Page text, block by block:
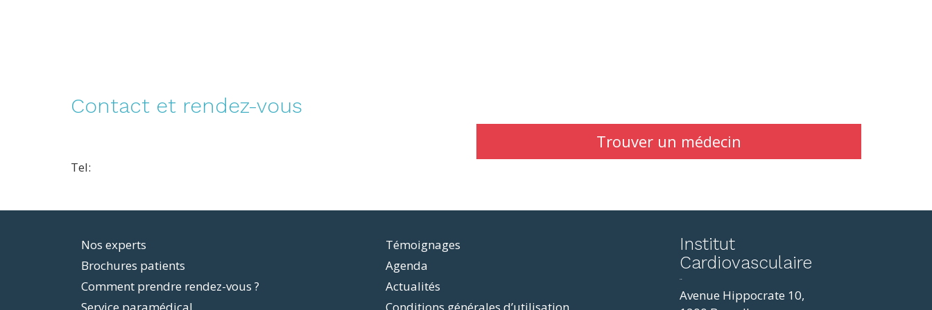
Contact et rendez-vous
Tel:
Trouver un médecin
Footer
menu
Nos experts
Brochures patients
Comment prendre rendez-vous ?
Témoignages
Agenda
Actualités
Institut
Cardiovasculaire
Avenue Hippocrate 10,
reddit
horoscope